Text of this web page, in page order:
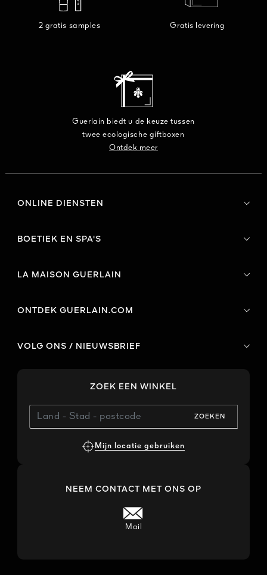
2 gratis samples Gratis levering
Guerlain biedt u de keuze tussen
twee ecologische giftboxen
Ontdek meer
ONLINE DIENSTEN
BOETIEK EN SPA'S
LA MAISON GUERLAIN
ONTDEK GUERLAIN.COM
VOLG ONS / NIEUWSBRIEF
ZOEK EEN WINKEL
ZOEKEN
Mijn locatie gebruiken
NEEM CONTACT MET ONS OP
Mail